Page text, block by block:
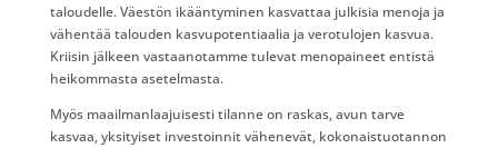
taloudelle. Väestön ikääntyminen kasvattaa julkisia menoja ja
vähentää talouden kasvupotentiaalia ja verotulojen kasvua.
Kriisin jälkeen vastaanotamme tulevat menopaineet entistä
heikommasta asetelmasta.
Myös maailmanlaajuisesti tilanne on raskas, avun tarve
kasvaa, yksityiset investoinnit vähenevät, kokonaistuotannon